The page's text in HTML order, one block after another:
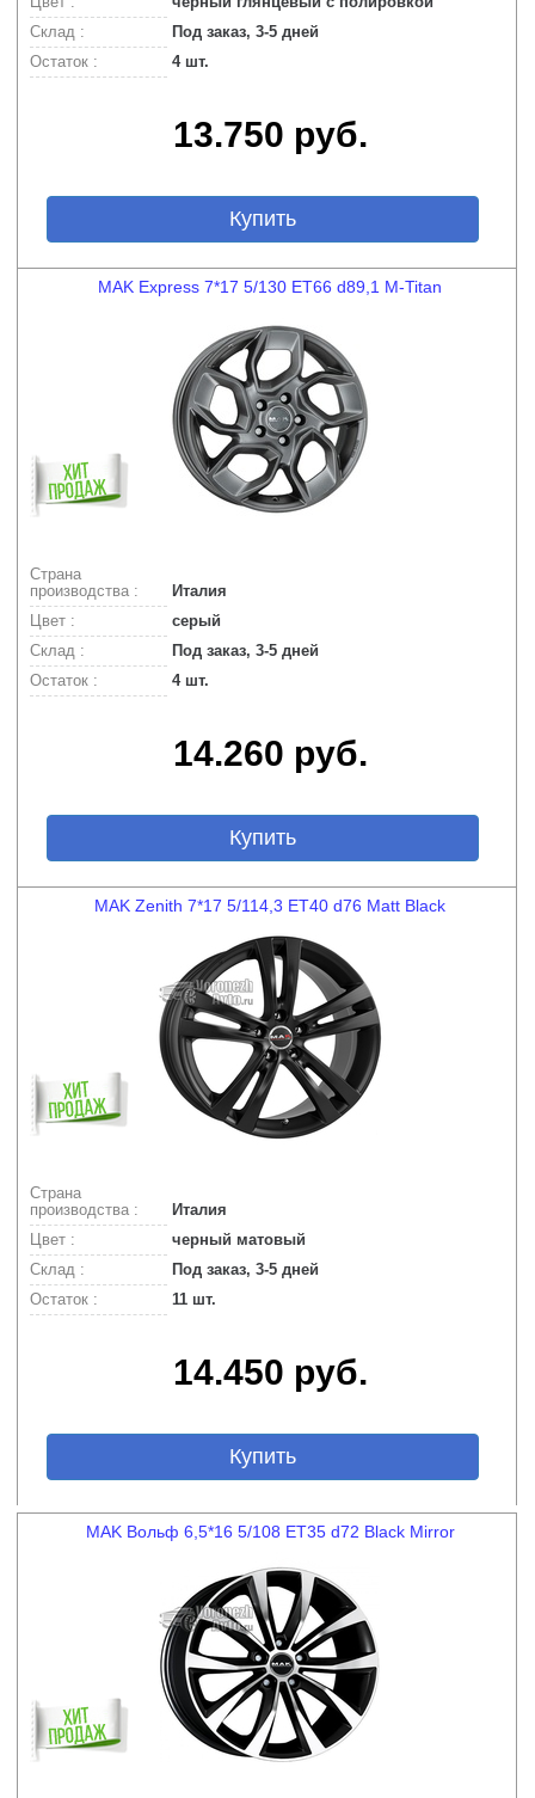
Склад :
Под заказ, 3-5 дней
Остаток :
4 шт.
13.750 руб.
Купить
MAK Express 7*17 5/130 ET66 d89,1 M-Titan
Страна
производства :
Италия
Цвет :
серый
Склад :
Под заказ, 3-5 дней
Остаток :
4 шт.
14.260 руб.
Купить
MAK Zenith 7*17 5/114,3 ET40 d76 Matt Black
Страна
производства :
Италия
Цвет :
черный матовый
Склад :
Под заказ, 3-5 дней
Остаток :
11 шт.
14.450 руб.
Купить
MAK Вольф 6,5*16 5/108 ET35 d72 Black Mirror